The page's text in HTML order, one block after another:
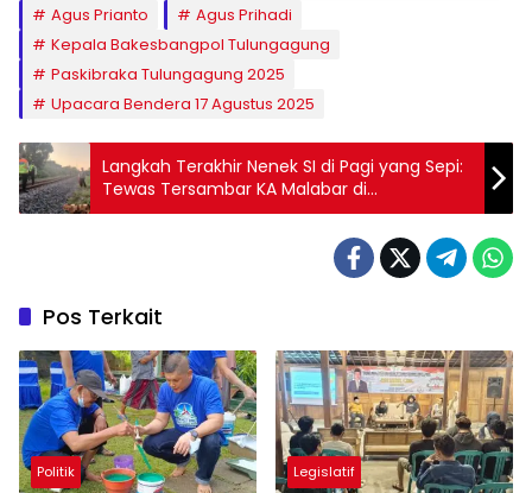
Agus Prianto
Agus Prihadi
Kepala Bakesbangpol Tulungagung
Paskibraka Tulungagung 2025
Upacara Bendera 17 Agustus 2025
Langkah Terakhir Nenek SI di Pagi yang Sepi:
Tewas Tersambar KA Malabar di
Tulungagung
Pos Terkait
Politik Legislatif